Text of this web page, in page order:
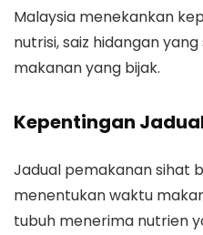
Malaysia menekankan
nutrisi, saiz hidangan
makanan yang bijak.
Kepentingan
Jadual pemakanan sihat
menentukan waktu
tubuh menerima nutrien